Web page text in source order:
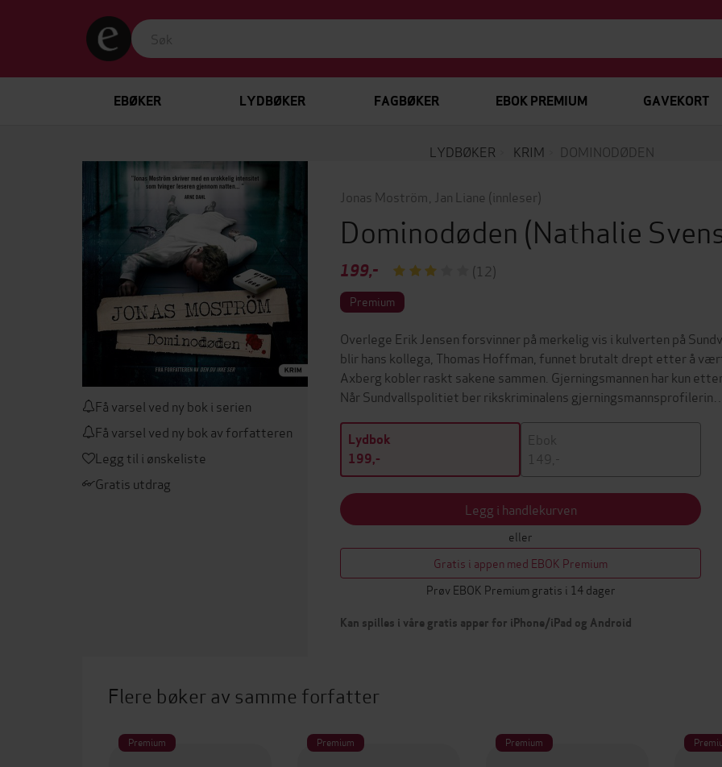
EBØKER LYDBØKER FAGBØKER EBOK PREMIUM GAVEKORT
LYDBØKER KRIM DOMINODØDEN
Få varsel ved ny bok i serien
Få varsel ved ny bok av forfatteren
Legg til i ønskeliste
Gratis utdrag
Jonas Moström Jan Liane (innleser)
Dominodøden (Nathalie
199,- (12)
Premium
Overlege Erik Jensen forsvinner på merkelig vis i kulverten på
blir hans kollega, Thomas Hoffman, funnet brutalt drept etter å
Axberg kobler raskt sakene sammen. Gjerningsmannen har kun
Når Sundvallspolitiet ber rikskriminalens gjerningsmannsprofilerin…
Lydbok
199,-
Ebok
149,-
Legg i handlekurven
eller
Gratis i appen med EBOK Premium
Prøv EBOK Premium gratis i 14 dager
Kan spilles i våre gratis apper for iPhone/iPad og Android
Flere bøker av samme forfatter
Premium Premium Premium